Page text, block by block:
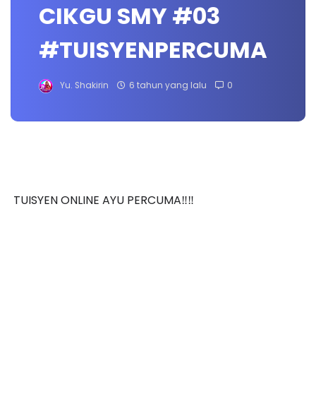
CIKGU SMY #03
#TUISYENPERCUMA
Yu. Shakirin 6 tahun yang lalu 0
TUISYEN ONLINE AYU PERCUMA‼️‼️